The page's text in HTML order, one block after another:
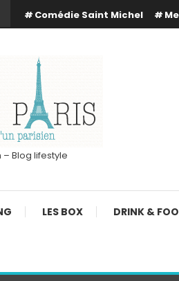
Comédie Saint Michel
Blog lifestyle
LES BOX DRINK &